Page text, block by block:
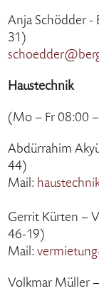
Anja Schödder -
31)
Haustechnik
(Mo – Fr 08:00
Abdürrahim
44)
Mail:
Gerrit Kürten –
46-19)
Mail:
Volkmar Müller